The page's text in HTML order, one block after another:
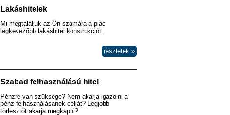
Lakáshitelek
Mi megtaláljuk az Ön számára a piac
legkevezőbb lakáshitel konstrukciót.
részletek »
Szabad felhasználású hitel
Pénzre van szüksége? Nem akarja igazolni a
pénz felhasználásánek célját? Legjobb
törlesztőt akarja megkapni?